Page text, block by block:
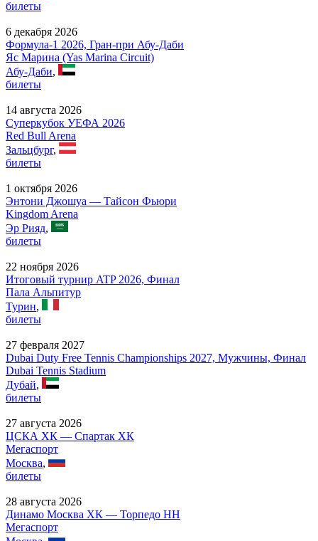
билеты
6 декабря 2026
Формула-1 2026, Гран-при Абу-Даби
Яс Марина (Yas Marina Circuit)
Абу-Даби,
билеты
14 августа 2026
Суперкубок УЕФА 2026
Red Bull Arena
Зальцбург,
билеты
1 октября 2026
Энтони Джошуа — Тайсон Фьюри
Kingdom Arena
Эр Рияд,
билеты
22 ноября 2026
Итоговый турнир ATP 2026, Финал
Пала Альпитур
Турин,
билеты
27 февраля 2027
Dubai Duty Free Tennis Championships 2027, Мужчины, Финал
Dubai Tennis Stadium
Дубай,
билеты
27 августа 2026
ЦСКА ХК — Спартак ХК
Мегаспорт
Москва,
билеты
28 августа 2026
Динамо Москва ХК — Торпедо НН
Мегаспорт